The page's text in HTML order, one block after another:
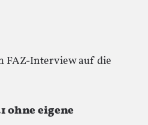
FAZ-Interview auf die
ohne eigene